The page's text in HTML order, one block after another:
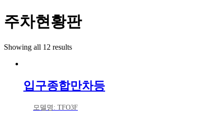
주차현황판
Showing all 12 results
입구종합만차등
모델명: TFO3F